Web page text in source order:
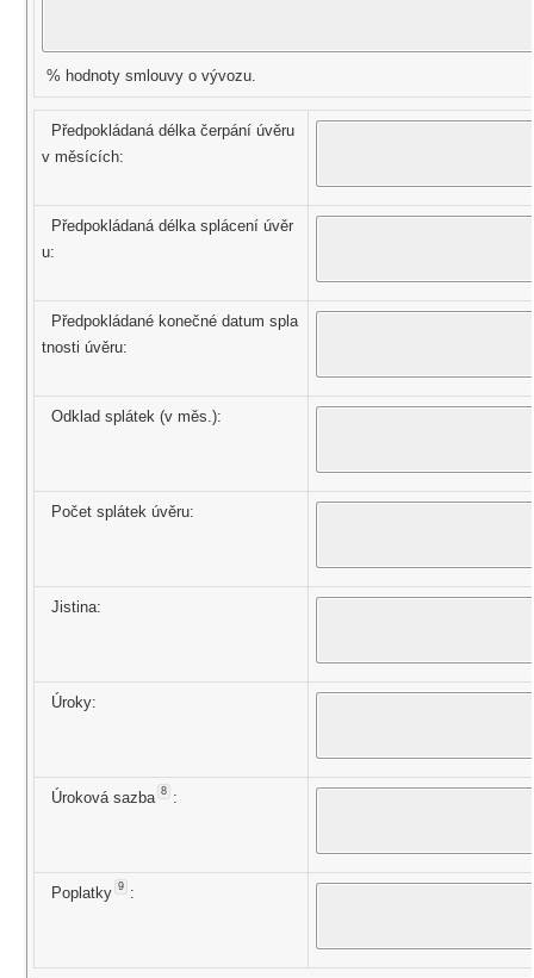
% hodnoty smlouvy o vývozu.
Předpokládaná délka čerpání úvěru
v měsících:
Předpokládaná délka splácení úvěr
u:
Předpokládané konečné datum spla
tnosti úvěru:
Odklad splátek (v měs.):
Počet splátek úvěru:
Jistina:
Úroky:
Úroková sazba 8 :
Poplatky 9 :